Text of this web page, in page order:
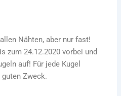
Nähten, aber nur fast!
zum 24.12.2020 vorbei und
auf! Für jede Kugel
Zweck.